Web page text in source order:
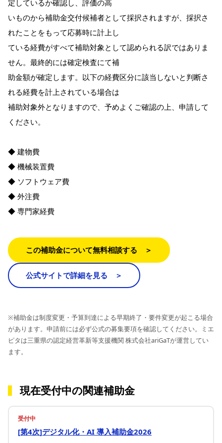
定しているか確認し、評価の高
いものから補助金交付候補者として採択されますが、採択さ
れたことをもって応募時に計上し
ている経費がすべて補助対象として認められる訳ではありま
せん。最終的には確定検査にて補
助金額が確定します。以下の経費区分に該当しないと判断さ
れる経費を計上されている場合は
補助対象外となりますので、予めよくご確認の上、申請して
ください。
◆ 建物費
◆ 機械装置費
◆ ソフトウェア費
◆ 外注費
◆ 専門家経費
この補助金について無料相談する ＞
公式サイトで詳細を見る ＞
※補助金は制度変更・予算到達による早期終了・要件変更が起こる場合
があります。申請前には必ず公式の募集要項を確認してください。ミエ
ピタは三重県の認定経営革新等支援機関 株式会社ariGaTが運営してい
ます。
現在受付中の関連補助金
受付中
[第4次]デジタル化・AI 導入補助金2026